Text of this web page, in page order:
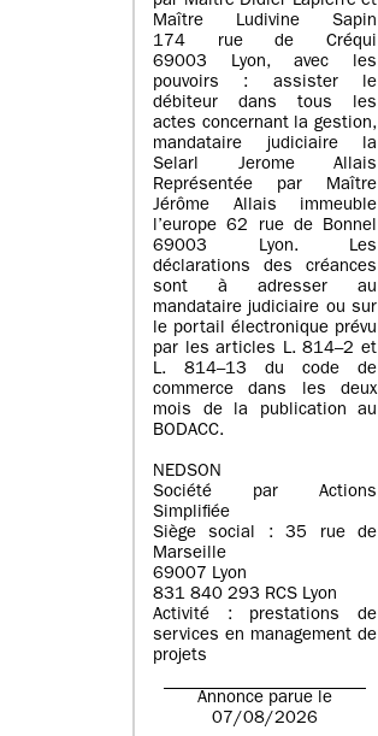
Maître Ludivine Sapin
174 rue de Créqui
69003 Lyon, avec les
pouvoirs : assister le
débiteur dans tous les
actes concernant la gestion,
mandataire judiciaire la
Selarl Jerome Allais
Représentée par Maître
Jérôme Allais immeuble
l’europe 62 rue de Bonnel
69003 Lyon. Les
déclarations des créances
sont à adresser au
mandataire judiciaire ou sur
le portail électronique prévu
par les articles L. 814–2 et
L. 814–13 du code de
commerce dans les deux
mois de la publication au
BODACC.
NEDSON
Société par Actions
Simplifiée
Siège social : 35 rue de
Marseille
69007 Lyon
831 840 293 RCS Lyon
Activité : prestations de
services en management de
projets
Annonce parue le
07/08/2026